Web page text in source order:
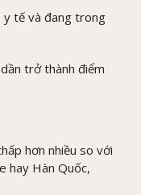
y tế và đang trong
trở thành điểm
hơn nhiều so với
hay Hàn Quốc,